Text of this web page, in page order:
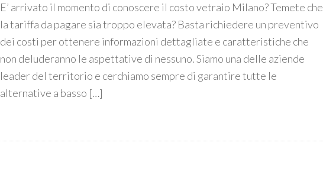
E’ arrivato il momento di conoscere il costo vetraio Milano? Temete che
la tariffa da pagare sia troppo elevata? Basta richiedere un preventivo
dei costi per ottenere informazioni dettagliate e caratteristiche che
non deluderanno le aspettative di nessuno. Siamo una delle aziende
leader del territorio e cerchiamo sempre di garantire tutte le
alternative a basso […]